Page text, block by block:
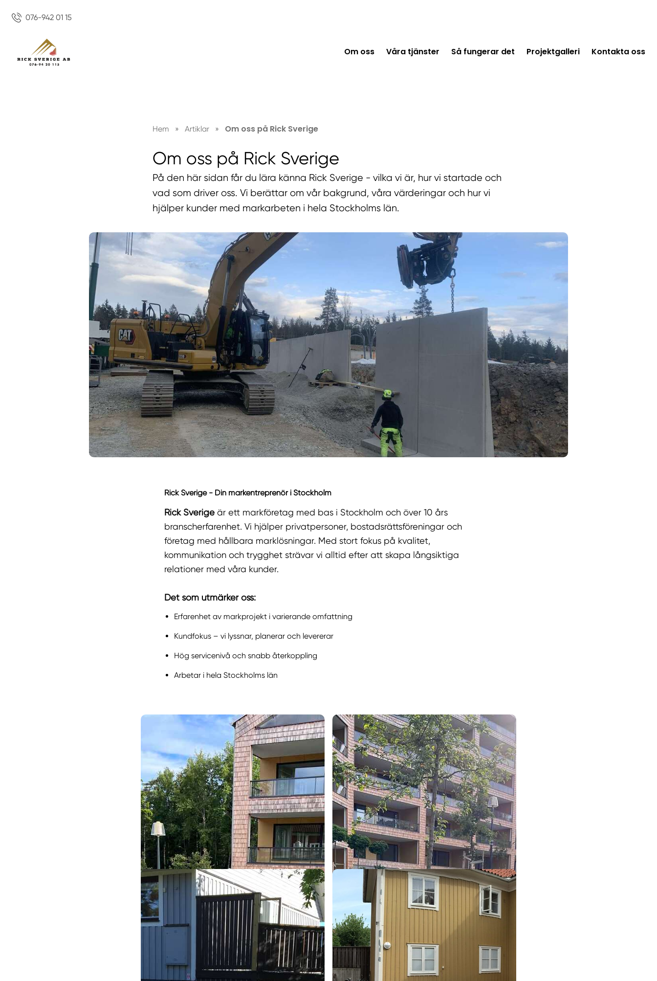
076-942 01 15
Om oss Våra tjänster Så fungerar det Projektgalleri Kontakta oss
Hem » Artiklar » Om oss på Rick Sverige
Om oss på Rick Sverige
På den här sidan får du lära känna Rick Sverige - vilka vi är, hur vi startade och
vad som driver oss. Vi berättar om vår bakgrund, våra värderingar och hur vi
hjälper kunder med markarbeten i hela Stockholms län.
Rick Sverige - Din markentreprenör i Stockholm
Rick Sverige är ett markföretag med bas i Stockholm och över 10 års
branscherfarenhet. Vi hjälper privatpersoner, bostadsrättsföreningar och
företag med hållbara marklösningar. Med stort fokus på kvalitet,
kommunikation och trygghet strävar vi alltid efter att skapa långsiktiga
relationer med våra kunder.
Det som utmärker oss:
Erfarenhet av markprojekt i varierande omfattning
Kundfokus – vi lyssnar, planerar och levererar
Hög servicenivå och snabb återkoppling
Arbetar i hela Stockholms län